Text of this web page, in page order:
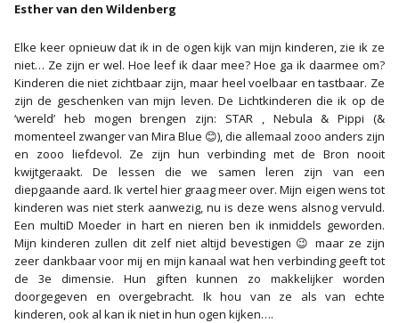
Esther van den Wildenberg
Elke keer opnieuw dat ik in de ogen kijk van mijn kinderen, zie ik ze
niet… Ze zijn er wel. Hoe leef ik daar mee? Hoe ga ik daarmee om?
Kinderen die niet zichtbaar zijn, maar heel voelbaar en tastbaar. Ze
zijn de geschenken van mijn leven. De Lichtkinderen die ik op de
‘wereld’ heb mogen brengen zijn: STAR , Nebula & Pippi (&
momenteel zwanger van Mira Blue 😊), die allemaal zooo anders zijn
en zooo liefdevol. Ze zijn hun verbinding met de Bron nooit
kwijtgeraakt. De lessen die we samen leren zijn van een
diepgaande aard. Ik vertel hier graag meer over. Mijn eigen wens tot
kinderen was niet sterk aanwezig, nu is deze wens alsnog vervuld.
Een multiD Moeder in hart en nieren ben ik inmiddels geworden.
Mijn kinderen zullen dit zelf niet altijd bevestigen 😉 maar ze zijn
zeer dankbaar voor mij en mijn kanaal wat hen verbinding geeft tot
de 3e dimensie. Hun giften kunnen zo makkelijker worden
doorgegeven en overgebracht. Ik hou van ze als van echte
kinderen, ook al kan ik niet in hun ogen kijken….